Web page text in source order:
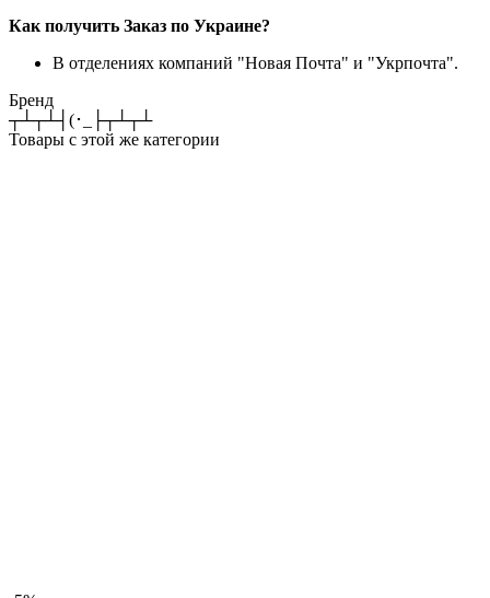
Как получить Заказ по Украине?
В отделениях компаний "Новая Почта" и "Укрпочта".
Бренд
┬┴┬┴┤(･_├┬┴┬┴
Товары с этой же категории